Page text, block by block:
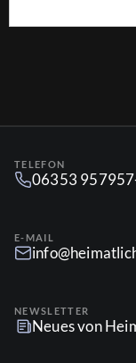
TELEFON
06353
E-MAIL
NEWSLETTER
Neues von